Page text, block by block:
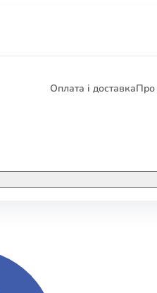
Оплата і доставкаПро
ЕЛЕКТРОННІ КНИГИ
КНИГА В КОМПЛЕКТІ